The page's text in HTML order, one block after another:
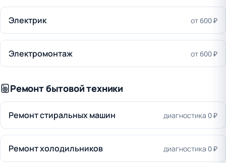
Электрик от 600 ₽
Электромонтаж от 600 ₽
Ремонт бытовой техники
Ремонт стиральных машин диагностика 0 ₽
Ремонт холодильников диагностика 0 ₽